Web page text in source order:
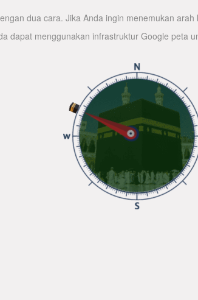
dua cara. Jika Anda ingin menemukan
dapat menggunakan infrastruktur Google peta